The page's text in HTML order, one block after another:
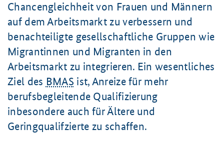
Chancengleichheit von Frauen und Männern
auf dem Arbeitsmarkt zu verbessern und
benachteiligte gesellschaftliche Gruppen wie
Migrantinnen und Migranten in den
Arbeitsmarkt zu integrieren. Ein wesentliches
Ziel des BMAS ist, Anreize für mehr
berufsbegleitende Qualifizierung
inbesondere auch für Ältere und
Geringqualifzierte zu schaffen.